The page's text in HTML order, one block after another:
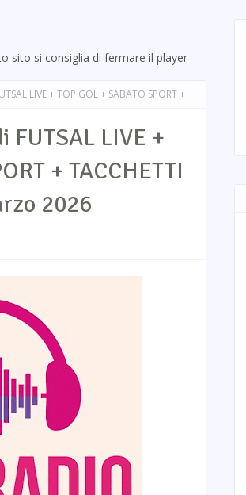
sito si consiglia di fermare il player
LIVE + TOP GOL + SABATO SPORT +
FUTSAL LIVE +
+ TACCHETTI
2026